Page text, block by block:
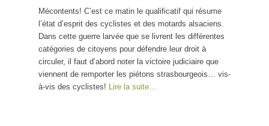
Mécontents! C’est ce matin le qualificatif qui résume
l’état d’esprit des cyclistes et des motards alsaciens.
Dans cette guerre larvée que se livrent les différentes
catégories de citoyens pour défendre leur droit à
circuler, il faut d’abord noter la victoire judiciaire que
viennent de remporter les piétons strasbourgeois… vis-
à-vis des cyclistes! Lire la suite…